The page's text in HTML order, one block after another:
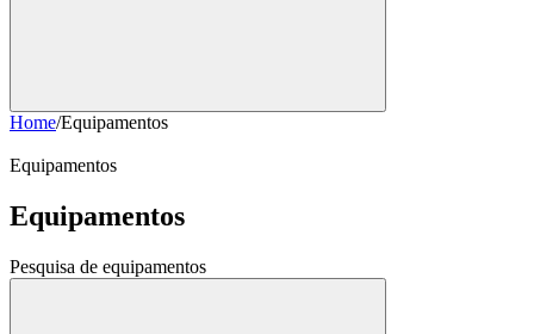
Home/Equipamentos
Equipamentos
Equipamentos
Pesquisa de equipamentos